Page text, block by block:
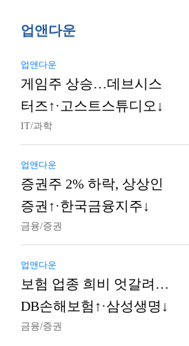
업앤다운
업앤다운
게임주 상승…데브시스
터즈↑·고스트스튜디오↓
IT/과학
업앤다운
증권주 2% 하락, 상상인
증권↑·한국금융지주↓
금융/증권
업앤다운
보험 업종 희비 엇갈려…
DB손해보험↑·삼성생명↓
금융/증권